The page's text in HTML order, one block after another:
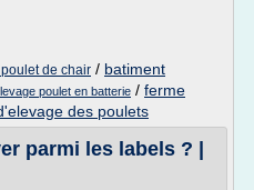
de chair / batiment
poulet en batterie / ferme
des poulets
parmi les labels ? |